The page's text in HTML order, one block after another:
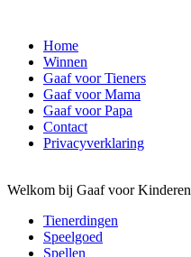
Home
Winnen
Gaaf voor Tieners
Gaaf voor Mama
Gaaf voor Papa
Contact
Privacyverklaring
Welkom bij Gaaf voor Kinderen
Tienerdingen
Speelgoed
Spellen